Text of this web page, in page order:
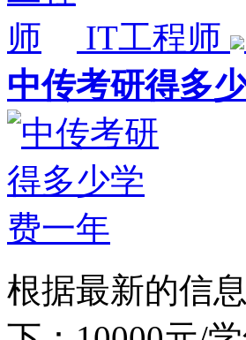
IT工程师
中传考研得多
根据最新的信